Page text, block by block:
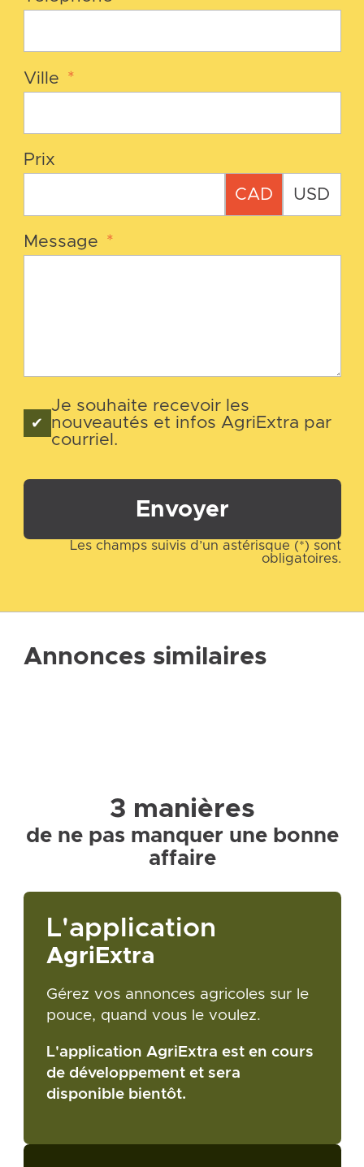
Ville *
Prix
CAD USD
Message *
Je souhaite recevoir les
nouveautés et infos AgriExtra par
courriel.
Envoyer
Les champs suivis d’un astérisque (*) sont
obligatoires.
Annonces similaires
3 manières
de ne pas manquer une bonne
affaire
L'application
AgriExtra
Gérez vos annonces agricoles sur le
pouce, quand vous le voulez.
L'application AgriExtra est en cours
de développement et sera
disponible bientôt.